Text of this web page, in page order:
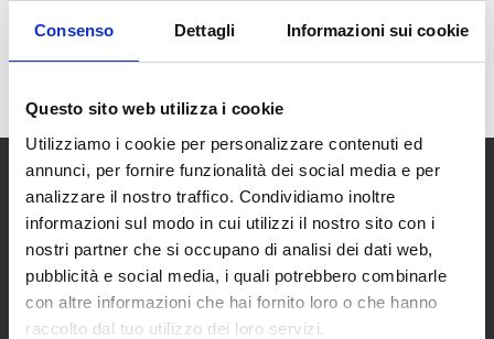
Consenso Dettagli Informazioni sui cookie
Questo sito web utilizza i cookie
Utilizziamo i cookie per personalizzare contenuti ed
annunci, per fornire funzionalità dei social media e per
analizzare il nostro traffico. Condividiamo inoltre
informazioni sul modo in cui utilizzi il nostro sito con i
nostri partner che si occupano di analisi dei dati web,
pubblicità e social media, i quali potrebbero combinarle
con altre informazioni che hai fornito loro o che hanno
raccolto dal tuo utilizzo dei loro servizi.
SCOPRI I NOSTRI CENTRI